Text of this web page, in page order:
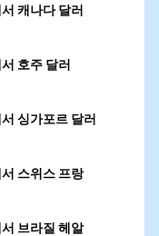
캐나다 달러
호주 달러
싱가포르 달러
스위스 프랑
브라질 헤알